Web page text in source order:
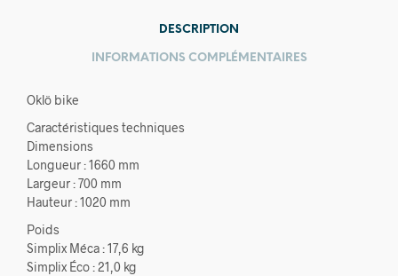
DESCRIPTION
INFORMATIONS COMPLÉMENTAIRES
Oklö bike
Caractéristiques techniques
Dimensions
Longueur : 1660 mm
Largeur : 700 mm
Hauteur : 1020 mm
Poids
Simplix Méca : 17,6 kg
Simplix Éco : 21,0 kg